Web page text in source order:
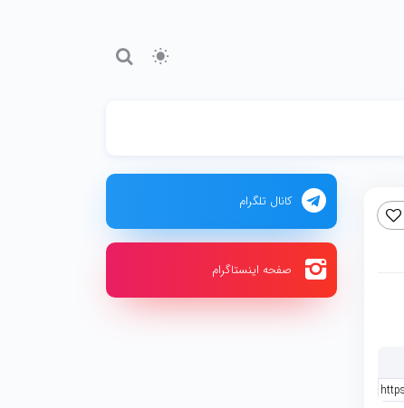
کانال تلگرام
صفحه اینستاگرام